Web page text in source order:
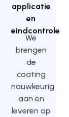
applicatie
en
eindcontrole
We
brengen
de
coating
nauwkeurig
aan en
leveren op